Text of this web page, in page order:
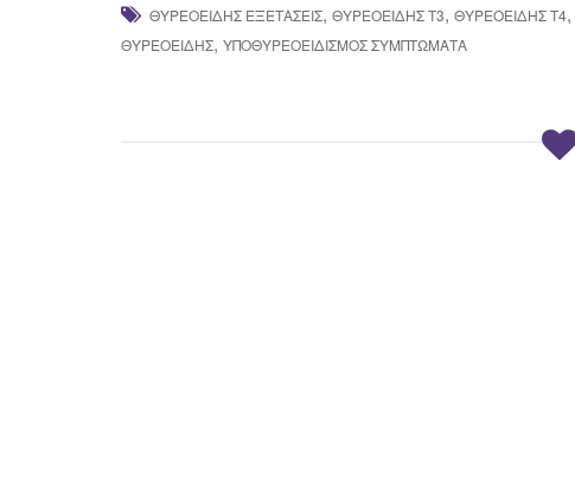
ΘΥΡΕΟΕΙΔΗΣ ΕΞΕΤΆΣΕΙΣ, ΘΥΡΕΟΕΙΔΉΣ Τ3, ΘΥΡΕΟΕΙΔΉΣ Τ4,
ΘΥΡΕΟΕΙΔΉΣ, ΥΠΟΘΥΡΕΟΕΙΔΙΣΜΌΣ ΣΥΜΠΤΏΜΑΤΑ